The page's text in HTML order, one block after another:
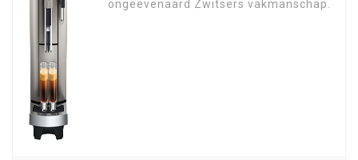
ongeëvenaard Zwitsers vakmanschap.